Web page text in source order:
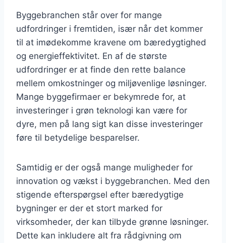
Byggebranchen står over for mange
udfordringer i fremtiden, især når det kommer
til at imødekomme kravene om bæredygtighed
og energieffektivitet. En af de største
udfordringer er at finde den rette balance
mellem omkostninger og miljøvenlige løsninger.
Mange byggefirmaer er bekymrede for, at
investeringer i grøn teknologi kan være for
dyre, men på lang sigt kan disse investeringer
føre til betydelige besparelser.
Samtidig er der også mange muligheder for
innovation og vækst i byggebranchen. Med den
stigende efterspørgsel efter bæredygtige
bygninger er der et stort marked for
virksomheder, der kan tilbyde grønne løsninger.
Dette kan inkludere alt fra rådgivning om